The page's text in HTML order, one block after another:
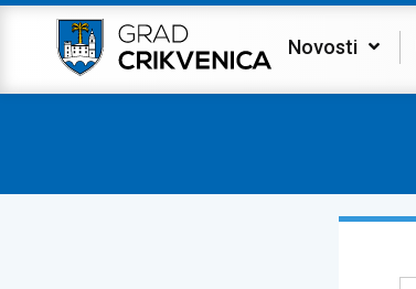
Novosti